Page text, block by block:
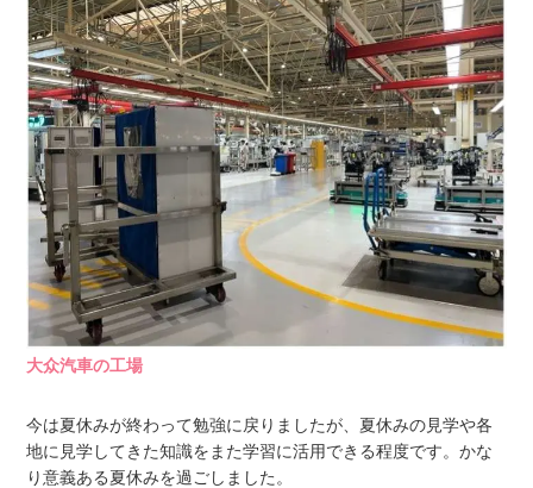
大众汽車の工場
今は夏休みが終わって勉強に戻りましたが、夏休みの見学や各
地に見学してきた知識をまた学習に活用できる程度です。かな
り意義ある夏休みを過ごしました。